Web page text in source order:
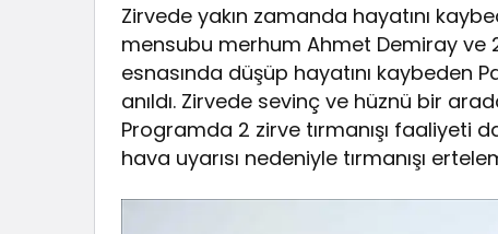
Zirvede yakın zamanda hayatını
mensubu merhum Ahmet Demiray ve
esnasında düşüp hayatını kaybeden
anıldı. Zirvede sevinç ve hüznü bir
Programda 2 zirve tırmanışı
hava uyarısı nedeniyle tırmanışı